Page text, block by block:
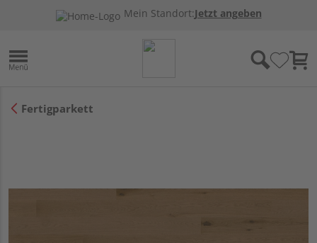
Mein Standort:Jetzt angeben
Fertigparkett